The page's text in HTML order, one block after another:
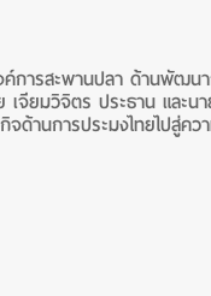
การสะพานปลา ด้านพัฒ
จียมวิจิตร ประธาน แล
านการประมงไทยไปสู่คว